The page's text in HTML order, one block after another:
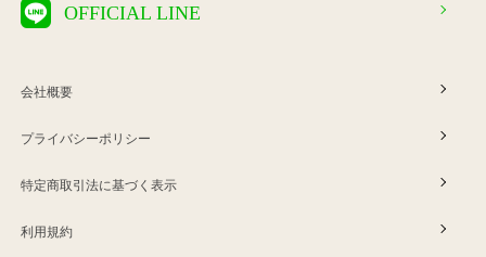
OFFICIAL LINE
会社概要
プライバシーポリシー
特定商取引法に基づく表示
利用規約